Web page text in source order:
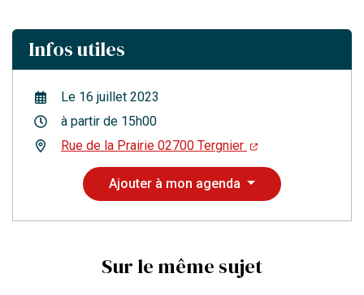
Infos utiles
Le 16 juillet 2023
à partir de 15h00
Rue de la Prairie 02700 Tergnier
Ajouter à mon agenda
Sur le même sujet